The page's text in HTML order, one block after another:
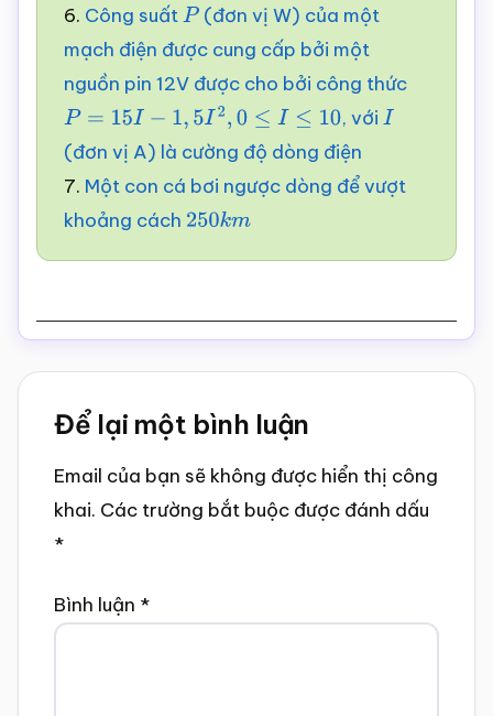
6. Công suấtP (đơn vị W) của một
mạch điện được cung cấp bởi một
nguồn pin 12V được cho bởi công thức
P=15 I−1,5 I2 0≤I≤10 , vớiI
(đơn vị A) là cường độ dòng điện
7. Một con cá bơi ngược dòng để vượt
khoảng cách 250km
Reader
Interactions
Để lại một bình luận
Email của bạn sẽ không được hiển thị công
khai. Các trường bắt buộc được đánh dấu
*
Bình luận *